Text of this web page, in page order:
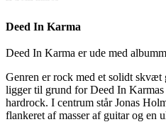
Deed In Karma
Deed In Karma er ude med
Genren er rock med et solidt skvæt
ligger til grund for Deed In
hardrock. I centrum står Jonas
flankeret af masser af guitar og en